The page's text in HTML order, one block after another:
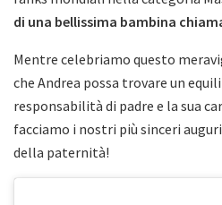
di una bellissima bambina
Mentre celebriamo questo
che Andrea possa trovare un
responsabilità di padre e la sua
facciamo i nostri più sinceri
della paternità!